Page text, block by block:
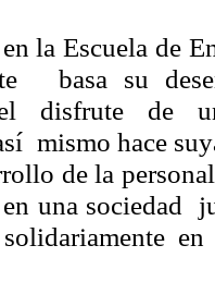
la Escuela de
basa su
disfrute de
mismo hace
de la
una
en